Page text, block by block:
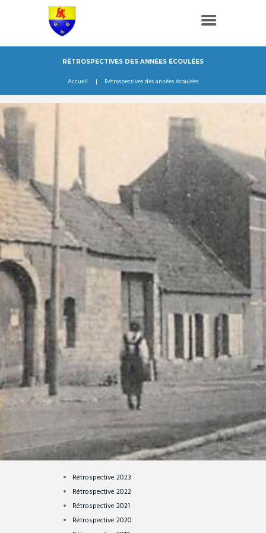
RÉTROSPECTIVES DES ANNÉES ÉCOULÉES
Accueil Rétrospectives des années écoulées
Rétrospective 2023
Rétrospective 2022
Rétrospective 2021
Rétrospective 2020